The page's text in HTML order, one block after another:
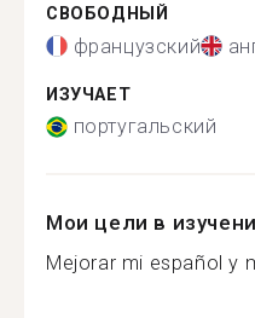
СВОБОДНЫЙ
французский
ИЗУЧАЕТ
португальский
Мои цели в
Mejorar mi español y